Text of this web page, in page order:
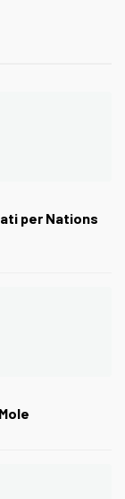
per Nations